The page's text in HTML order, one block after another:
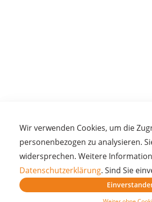
Wir verwenden Cookies, um die
personenbezogen zu analysieren.
widersprechen. Weitere
Datenschutzerklärung. Sind Sie